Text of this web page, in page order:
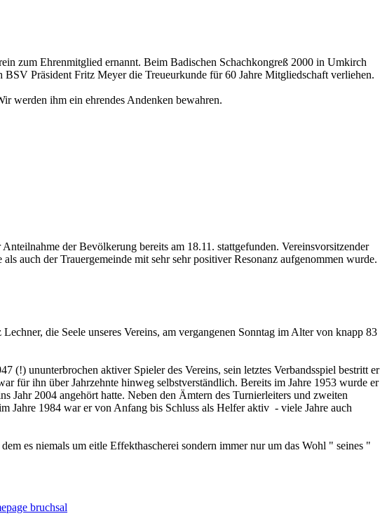
zum Ehrenmitglied ernannt. Beim Badischen Schachkongreß 2000 in Umkirch
Präsident Fritz Meyer die Treueurkunde für 60 Jahre Mitgliedschaft verliehen.
werden ihm ein ehrendes Andenken bewahren.
der Bevölkerung bereits am 18.11. stattgefunden. Vereinsvorsitzender
auch der Trauergemeinde mit sehr sehr positiver Resonanz aufgenommen wurde.
die Seele unseres Vereins, am vergangenen Sonntag im Alter von knapp 83
(!) ununterbrochen aktiver Spieler des Vereins, sein letztes Verbandsspiel bestritt er
für ihn über Jahrzehnte hinweg selbstverständlich. Bereits im Jahre 1953 wurde er
Jahr 2004 angehört hatte. Neben den Ämtern des Turnierleiters und zweiten
Jahre 1984 war er von Anfang bis Schluss als Helfer aktiv - viele Jahre auch
es niemals um eitle Effekthascherei sondern immer nur um das Wohl " seines "
bruchsal